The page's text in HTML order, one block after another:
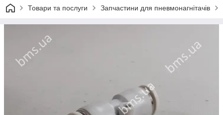
Товари та послуги Запчастини для пневмонагнітачів